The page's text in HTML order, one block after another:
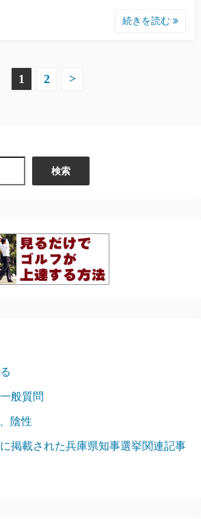
続きを読む
1 2 >
検索
般質問
陰性
掲載された兵庫県知事選挙関連記事